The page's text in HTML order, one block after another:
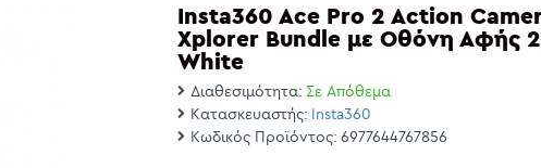
Insta360 Ace Pro 2 Action
Xplorer Bundle με Οθόνη Αφής
White
Διαθεσιμότητα: Σε Απόθεμα
Κατασκευαστής: Insta360
Κωδικός Προϊόντος: 6977644767856